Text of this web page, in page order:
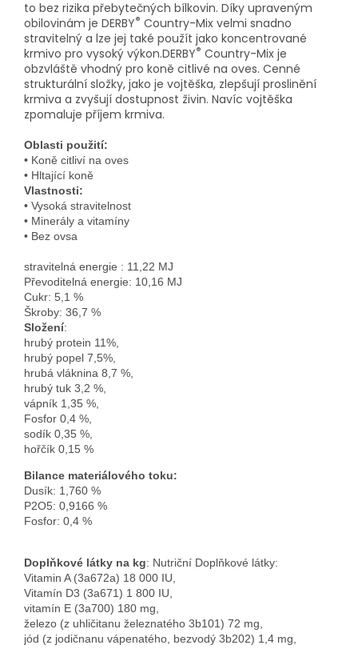
to bez rizika přebytečných bílkovin. Díky upraveným
obilovinám je DERBY® Country-Mix velmi snadno
stravitelný a lze jej také použít jako koncentrované
krmivo pro vysoký výkon.DERBY® Country-Mix je
obzvláště vhodný pro koně citlivé na oves. Cenné
strukturální složky, jako je vojtěška, zlepšují proslinění
krmiva a zvyšují dostupnost živin. Navíc vojtěška
zpomaluje příjem krmiva.
Oblasti použití:
• Koně citliví na oves
Vlastnosti:
• Vysoká stravitelnost
• Minerály a vitamíny
stravitelná energie : 11,22 MJ
Převoditelná energie: 10,16 MJ
Cukr: 5,1 %
Složení:
hrubý protein 11%,
hrubý popel 7,5%,
hrubá vláknina 8,7 %,
hrubý tuk 3,2 %,
vápník 1,35 %,
Fosfor 0,4 %,
sodík 0,35 %,
hořčík 0,15 %
Bilance materiálového toku:
Dusík: 1,760 %
P2O5: 0,9166 %
Fosfor: 0,4 %
Doplňkové látky na kg: Nutriční Doplňkové látky:
Vitamin A (3a672a) 18 000 IU,
Vitamín D3 (3a671) 1 800 IU,
vitamín E (3a700) 180 mg,
železo (z uhličitanu železnatého 3b101) 72 mg,
jód (z jodičnanu vápenatého, bezvodý 3b202) 1,4 mg,